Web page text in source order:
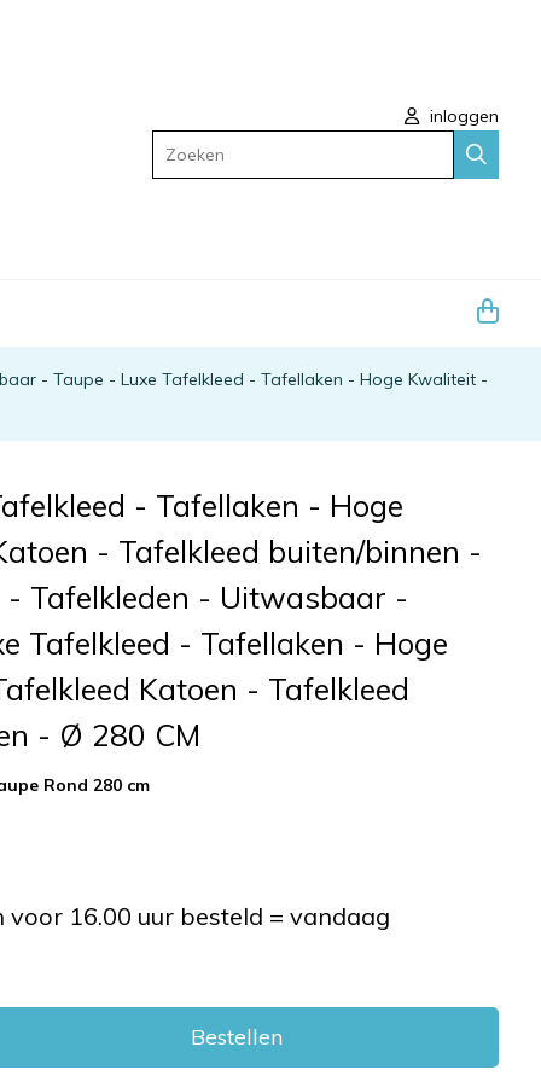
inloggen
- Taupe - Luxe Tafelkleed - Tafellaken - Hoge Kwaliteit -
- Tafellaken - Hoge
- Tafelkleed buiten/binnen -
- Tafelkleden - Uitwasbaar -
Tafelkleed - Tafellaken - Hoge
Katoen - Tafelkleed
- Ø 280 CM
Rond 280 cm
voor 16.00 uur besteld = vandaag
Bestellen